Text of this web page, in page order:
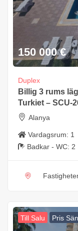
150 000 €
Duplex
Billig 3 rums
Turkiet – SCU-
Alanya
Vardagsrum: 1
Badkar - WC: 2
Till Salu Pris